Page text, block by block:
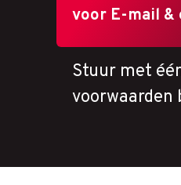
voor E-mail &
Stuur met
voorwaarden